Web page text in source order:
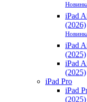
iPad
(2026)
iPad
(2025)
iPad
(2025)
iPad Pro
iPad
(2025)